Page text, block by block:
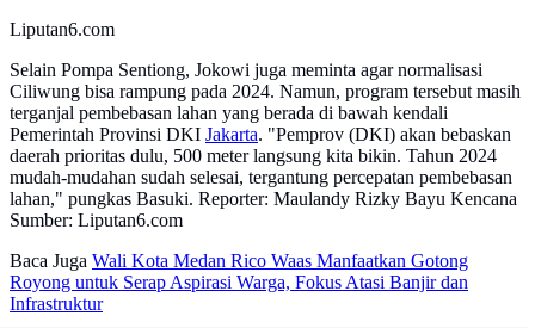
Liputan6.com
Selain Pompa Sentiong, Jokowi juga meminta agar normalisasi
Ciliwung bisa rampung pada 2024. Namun, program tersebut masih
terganjal pembebasan lahan yang berada di bawah kendali
Pemerintah Provinsi DKI Jakarta. "Pemprov (DKI) akan bebaskan
daerah prioritas dulu, 500 meter langsung kita bikin. Tahun 2024
mudah-mudahan sudah selesai, tergantung percepatan pembebasan
lahan," pungkas Basuki. Reporter: Maulandy Rizky Bayu Kencana
Sumber: Liputan6.com
Baca Juga Wali Kota Medan Rico Waas Manfaatkan Gotong
Royong untuk Serap Aspirasi Warga, Fokus Atasi Banjir dan
Infrastruktur